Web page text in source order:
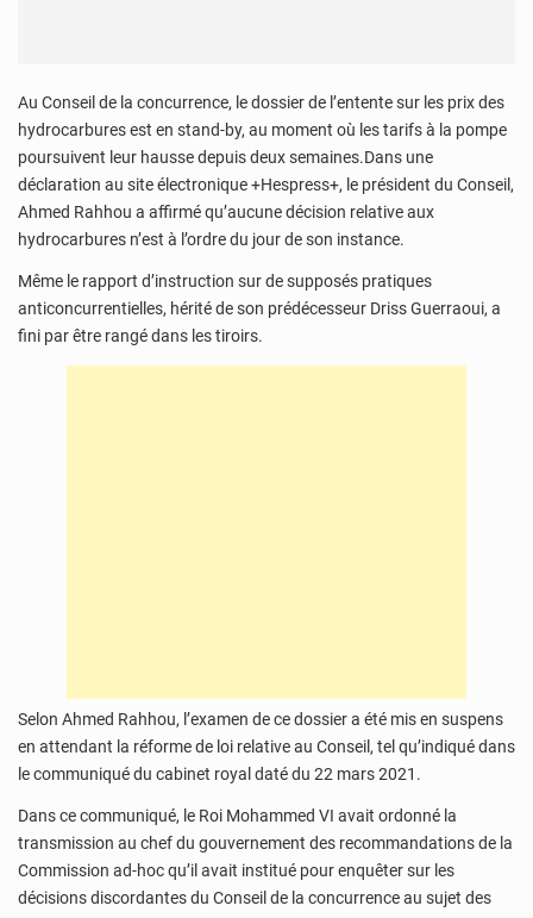
Au Conseil de la concurrence, le dossier de l’entente sur les prix des
hydrocarbures est en stand-by, au moment où les tarifs à la pompe
poursuivent leur hausse depuis deux semaines.Dans une
déclaration au site électronique +Hespress+, le président du Conseil,
Ahmed Rahhou a affirmé qu’aucune décision relative aux
hydrocarbures n’est à l’ordre du jour de son instance.
Même le rapport d’instruction sur de supposés pratiques
anticoncurrentielles, hérité de son prédécesseur Driss Guerraoui, a
fini par être rangé dans les tiroirs.
Selon Ahmed Rahhou, l’examen de ce dossier a été mis en suspens
en attendant la réforme de loi relative au Conseil, tel qu’indiqué dans
le communiqué du cabinet royal daté du 22 mars 2021.
Dans ce communiqué, le Roi Mohammed VI avait ordonné la
transmission au chef du gouvernement des recommandations de la
Commission ad-hoc qu’il avait institué pour enquêter sur les
décisions discordantes du Conseil de la concurrence au sujet des